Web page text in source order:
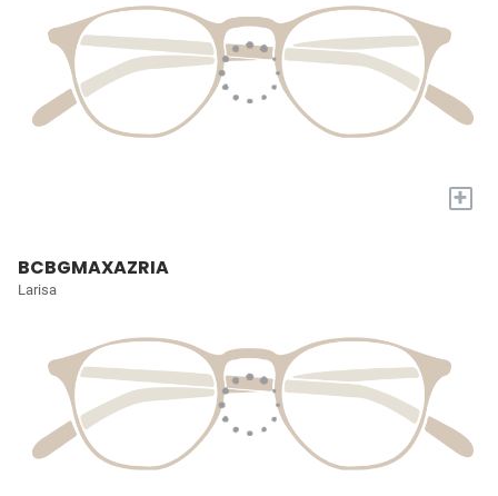
+
BCBGMAXAZRIA
Larisa